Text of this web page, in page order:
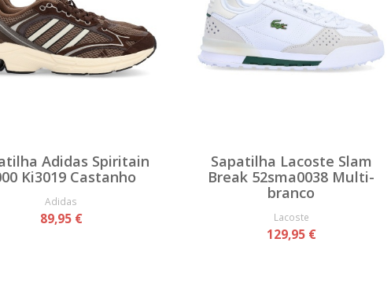
Adidas Spiritain
Ki3019 Castanho
Adidas
89,95 €
Sapatilha Lacoste Slam
Break 52sma0038 Multi-
branco
Lacoste
129,95 €